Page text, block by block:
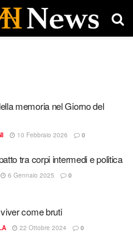
memoria nel Giorno del
10 Febbraio 2026 0
tra corpi intermedi e politica
6 Gennaio 2025 0
come bruti
22 Ottobre 2024 0